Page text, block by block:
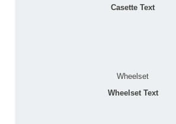
Casette Text
Wheelset
Wheelset Text